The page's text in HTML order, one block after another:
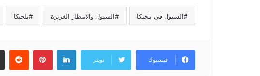
السيول في بلجيكا السيول والامطار الغزيرة بلجيكا
فيسبوك تويتر
لينكدإنبينتيريست
‏Reddit